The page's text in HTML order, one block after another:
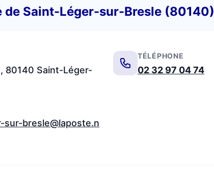
de Saint-Léger-sur-Bresle (80140)
80140 Saint-Léger-
TÉLÉPHONE
02 32 97 04 74
sur-bresle@laposte.n